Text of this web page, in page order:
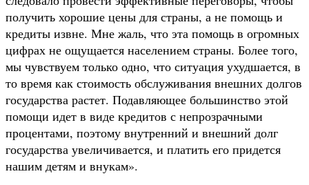
получить хорошие цены для страны, а не помощь и
кредиты извне. Мне жаль, что эта помощь в огромных
цифрах не ощущается населением страны. Более того,
мы чувствуем только одно, что ситуация ухудшается, в
то время как стоимость обслуживания внешних долгов
государства растет. Подавляющее большинство этой
помощи идет в виде кредитов с непрозрачными
процентами, поэтому внутренний и внешний долг
государства увеличивается, и платить его придется
нашим детям и внукам».